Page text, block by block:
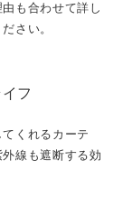
由も合わせて詳し
さい。
イフ
くれるカーテ
線も遮断する効